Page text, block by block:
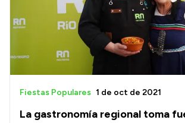
La gastronomía regional toma
Fiestas Populares 1 de oct de 2021